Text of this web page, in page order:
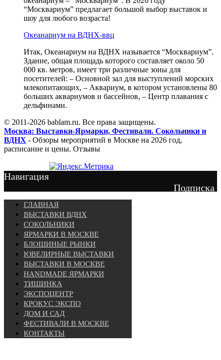
“Москвариум” предлагает большой выбор выставок и
шоу для любого возраста!
Океанариум на ВДНХ-ввц
Итак, Океанариум на ВДНХ называется “Москвариум”.
Здание, общая площадь которого составляет около 50
000 кв. метров, имеет три различные зоны для
посетителей: – Основной зал для выступлений морских
млекопитающих, – Аквариум, в котором установлены 80
больших аквариумов и бассейнов, – Центр плавания с
дельфинами.
© 2011-2026 bablam.ru. Все права защищены.
Москва: Выставки-Ярмарки, Фестивали. Сокольники и
ВДНХ - Обзоры мероприятий в Москве на 2026 год,
расписание и цены. Отзывы
Навигация
Подписка
ГЛАВНАЯ
ВЫСТАВКИ ВДНХ
СОКОЛЬНИКИ
ЯРМАРКИ В МОСКВЕ
БЛОШИНЫЕ РЫНКИ
ЮВЕЛИРНЫЕ ВЫСТАВКИ
ВЫСТАВКИ В МОСКВЕ
HANDMADE ЯРМАРКИ
ТИШИНКА
ЭКСПОЦЕНТР
КРОКУС ЭКСПО
ДОМ И САД
ФЕСТИВАЛИ В МОСКВЕ
КОНТАКТЫ